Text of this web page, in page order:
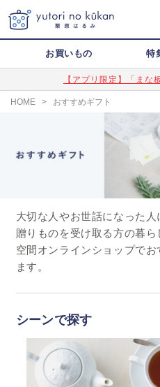
お買いもの 特
【アプリ限定】「まな
HOME > おすすめギフト
大切な人やお世話になった人
贈りものを受け取る方の暮
空間オンラインショップで
ます。
シーンで探す